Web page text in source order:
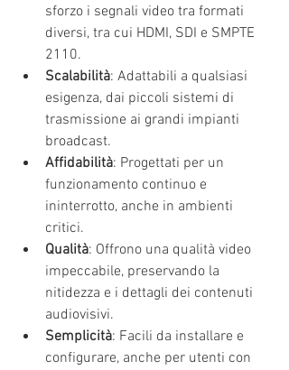
sforzo i segnali video tra formati
diversi, tra cui HDMI, SDI e SMPTE
2110.
Scalabilità: Adattabili a qualsiasi
esigenza, dai piccoli sistemi di
trasmissione ai grandi impianti
broadcast.
Affidabilità: Progettati per un
funzionamento continuo e
ininterrotto, anche in ambienti
critici.
Qualità: Offrono una qualità video
impeccabile, preservando la
nitidezza e i dettagli dei contenuti
audiovisivi.
Semplicità: Facili da installare e
configurare, anche per utenti con